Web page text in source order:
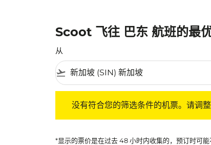
Scoot 飞往 巴东 航班的最
从
flight_takeoff
没有符合您的筛选条件的机票。请调整
*显示的票价是在过去 48 小时内收集的，预订时可